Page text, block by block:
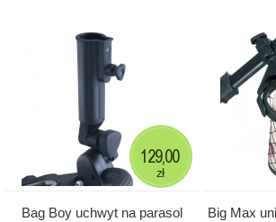
Bag Boy uchwyt na parasol
129,00
zł
Big Max